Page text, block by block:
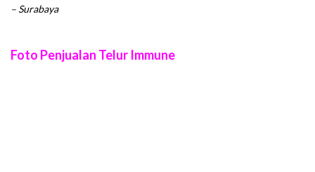
– Surabaya
Foto Penjualan Telur Immune